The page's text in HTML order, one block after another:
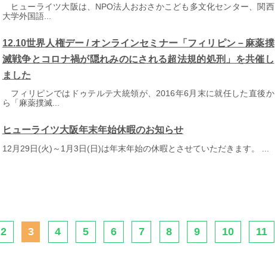
ヒューライツ大阪は、NPO法人おおさかこども多文化センター、関西
大学外国語...
12.10世界人権デー / オンラインセミナー「フィリピン－麻薬撲
滅戦争とコロナ禍が隠れみのにされる超法規的処刑」を共催し
ました
フィリピンではドゥテルテ大統領が、2016年6月末に就任した直後か
ら「麻薬撲滅...
ヒューライツ大阪年末年始休暇のお知らせ
12月29日(火)～1月3日(日)は年末年始の休暇とさせていただきます。 ...
2 3 4 5 6 7 8 9 10 11